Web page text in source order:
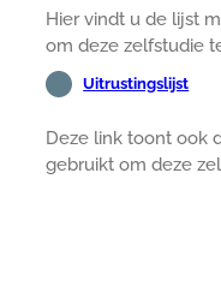
Hier vindt u de lijst
om deze zelfstudie
Uitrustingslijst
Deze link toont ook
gebruikt om deze